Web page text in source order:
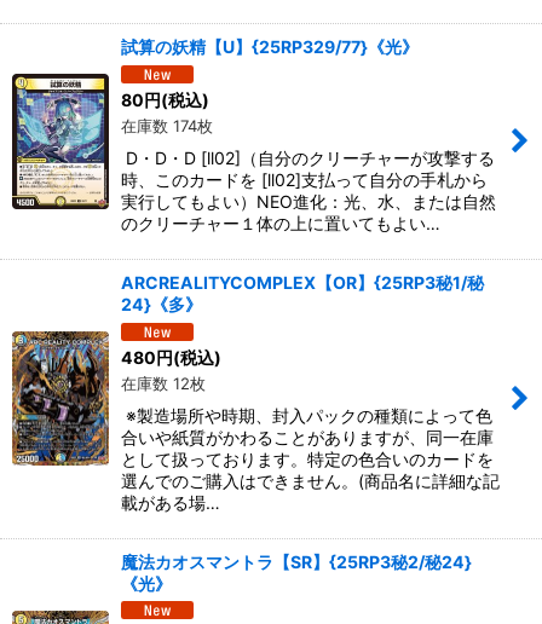
試算の妖精【U】{25RP329/77}《光》
80円(税込)
在庫数 174枚
D・D・D [ll02]（自分のクリーチャーが攻撃する
時、このカードを [ll02]支払って自分の手札から
実行してもよい）NEO進化：光、水、または自然
のクリーチャー１体の上に置いてもよい…
ARCREALITYCOMPLEX【OR】{25RP3秘1/秘
24}《多》
480円(税込)
在庫数 12枚
※製造場所や時期、封入パックの種類によって色
合いや紙質がかわることがありますが、同一在庫
として扱っております。特定の色合いのカードを
選んでのご購入はできません。(商品名に詳細な記
載がある場…
魔法カオスマントラ【SR】{25RP3秘2/秘24}
《光》